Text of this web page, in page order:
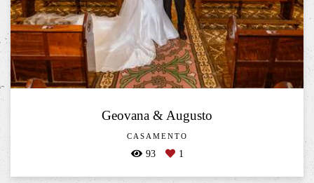
Geovana & Augusto
CASAMENTO
93 1